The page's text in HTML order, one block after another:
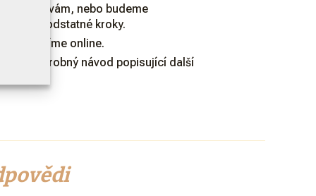
vám, nebo budeme
podstatné kroky.
vyměníme online.
podrobný návod popisující další